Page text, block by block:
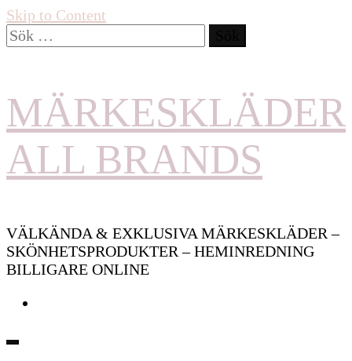
Skip to Content
Sök
efter:
MÄRKESKLÄDER
ALL BRANDS
VÄLKÄNDA & EXKLUSIVA MÄRKESKLÄDER –
SKÖNHETSPRODUKTER – HEMINREDNING
BILLIGARE ONLINE